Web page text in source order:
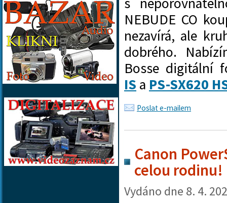
NEBUDE CO
nezavírá, ale
dobrého.
Bosse digitální
IS a PS-SX620
Poslat e-mailem
Canon
celou rodinu!
Vydáno dne 8. 4.